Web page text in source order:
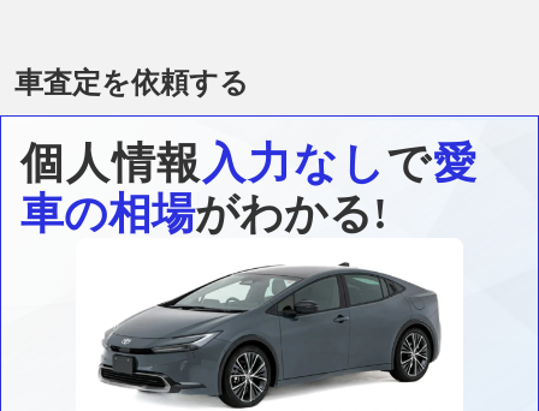
車査定を依頼する
個人情報入力なしで愛
車の相場がわかる!